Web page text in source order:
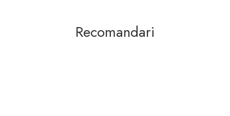
Recomandari